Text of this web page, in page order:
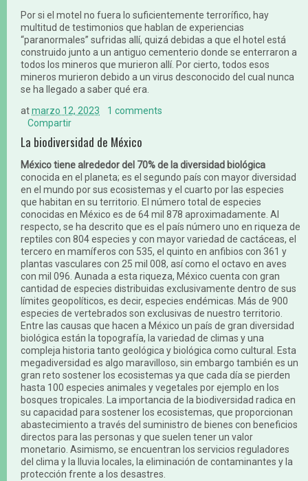
Por si el motel no fuera lo suficientemente terrorífico, hay
multitud de testimonios que hablan de experiencias
“paranormales” sufridas allí, quizá debidas a que el hotel está
construido junto a un antiguo cementerio donde se enterraron a
todos los mineros que murieron allí. Por cierto, todos esos
mineros murieron debido a un virus desconocido del cual nunca
se ha llegado a saber qué era.
atmarzo 12, 2023
1 comments
Compartir
La biodiversidad de México
México tiene alrededor del 70% de la diversidad biológica
conocida en el planeta; es el segundo país con mayor diversidad
en el mundo por sus ecosistemas y el cuarto por las especies
que habitan en su territorio. El número total de especies
conocidas en México es de 64 mil 878 aproximadamente. Al
respecto, se ha descrito que es el país número uno en riqueza de
reptiles con 804 especies y con mayor variedad de cactáceas, el
tercero en mamíferos con 535, el quinto en anfibios con 361 y
plantas vasculares con 25 mil 008, así como el octavo en aves
con mil 096. Aunada a esta riqueza, México cuenta con gran
cantidad de especies distribuidas exclusivamente dentro de sus
límites geopolíticos, es decir, especies endémicas. Más de 900
especies de vertebrados son exclusivas de nuestro territorio.
Entre las causas que hacen a México un país de gran diversidad
biológica están la topografía, la variedad de climas y una
compleja historia tanto geológica y biológica como cultural. Esta
megadiversidad es algo maravilloso, sin embargo también es un
gran reto sostener los ecosistemas ya que cada día se pierden
hasta 100 especies animales y vegetales por ejemplo en los
bosques tropicales. La importancia de la biodiversidad radica en
su capacidad para sostener los ecosistemas, que proporcionan
abastecimiento a través del suministro de bienes con beneficios
directos para las personas y que suelen tener un valor
monetario. Asimismo, se encuentran los servicios reguladores
del clima y la lluvia locales, la eliminación de contaminantes y la
protección frente a los desastres.